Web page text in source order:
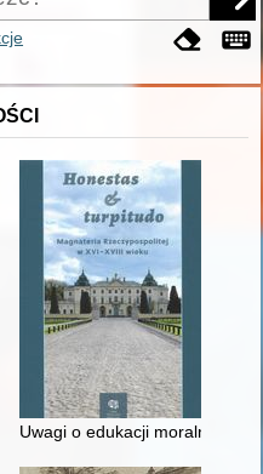
z rodu Ślązaka
Uwagi o edukacji moralnej